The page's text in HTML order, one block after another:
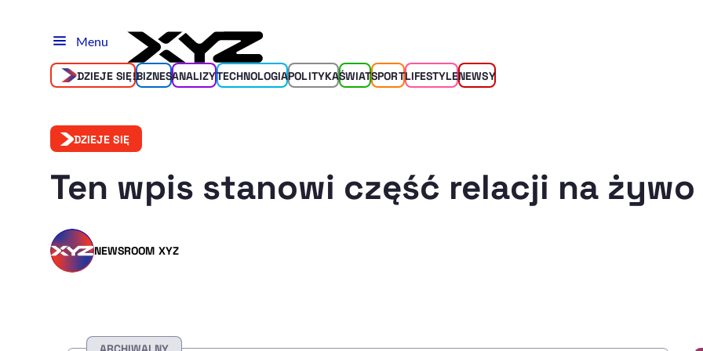
Menu
DZIEJE SIĘ!BIZNESANALIZYTECHNOLOGIAPOLITYKAŚWIATSPORTLIFESTYLENEWSY
DZIEJE SIĘ
Ten wpis stanowi część relacji na żywo
NEWSROOM XYZ